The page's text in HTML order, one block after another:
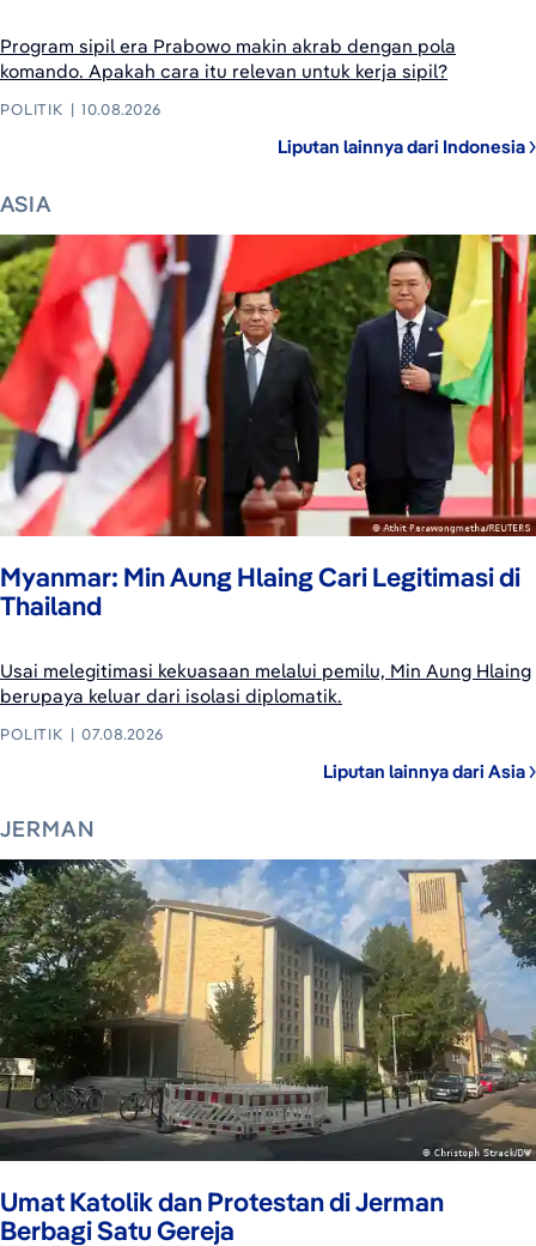
Program sipil era Prabowo makin akrab dengan pola
komando. Apakah cara itu relevan untuk kerja sipil?
POLITIK 10.08.2026
Liputan lainnya dari Indonesia
ASIA
Myanmar: Min Aung Hlaing Cari Legitimasi di
Thailand
Usai melegitimasi kekuasaan melalui pemilu, Min Aung Hlaing
berupaya keluar dari isolasi diplomatik.
POLITIK 07.08.2026
Liputan lainnya dari Asia
JERMAN
Umat Katolik dan Protestan di Jerman
Berbagi Satu Gereja